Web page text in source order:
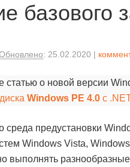
базового
: 25.02.2020
статью о новой версии
Windows PE 4.0 с
предустановки
Windows Vista,
выполнять